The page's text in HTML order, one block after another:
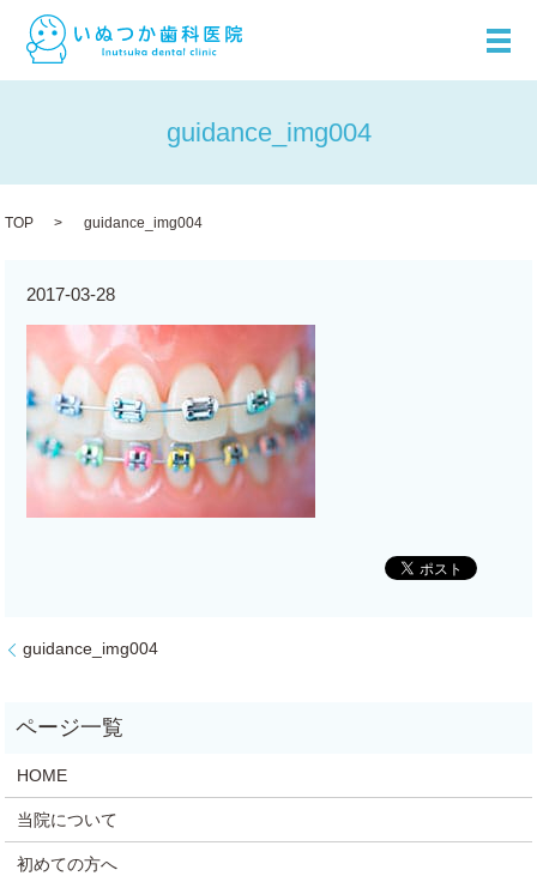
メ
guidance_img004
TOP guidance_img004
2017-03-28
guidance_img004
HOME
当院について
初めての方へ